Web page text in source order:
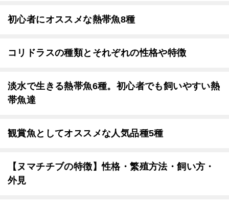
初心者にオススメな熱帯魚8種
コリドラスの種類とそれぞれの性格や特徴
淡水で生きる熱帯魚6種。初心者でも飼いやすい熱
帯魚達
観賞魚としてオススメな人気品種5種
【ヌマチチブの特徴】性格・繁殖方法・飼い方・
外見